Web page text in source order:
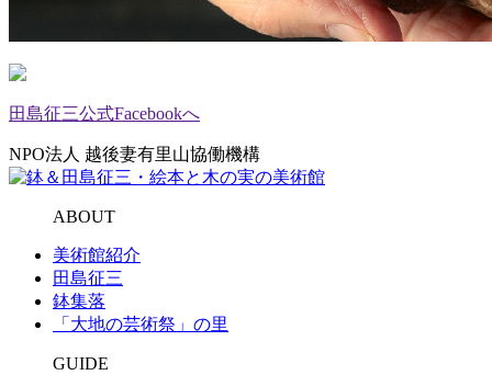
田島征三公式Facebookへ
NPO法人 越後妻有里山協働機構
ABOUT
美術館紹介
田島征三
鉢集落
「大地の芸術祭」の里
GUIDE